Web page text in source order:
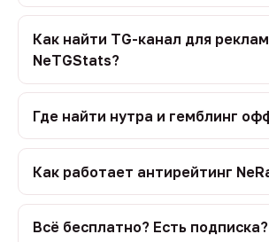
Как найти TG-канал для
NeTGStats?
Где найти нутра и гемблинг
Как работает антирейтинг
Всё бесплатно? Есть подписка?